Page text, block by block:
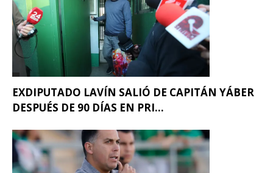
EXDIPUTADO LAVÍN SALIÓ DE CAPITÁN YÁBER
DESPUÉS DE 90 DÍAS EN PRI...